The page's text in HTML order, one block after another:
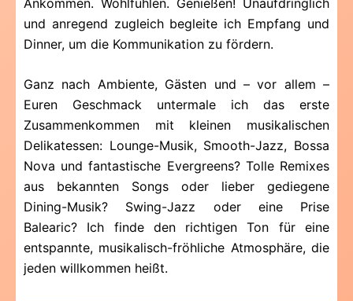
Ankommen. Wohlfühlen. Genießen! Unaufdringlich
und anregend zugleich begleite ich Empfang und
Dinner, um die Kommunikation zu fördern.
Ganz nach Ambiente, Gästen und – vor allem –
Euren Geschmack untermale ich das erste
Zusammenkommen mit kleinen musikalischen
Delikatessen: Lounge-Musik, Smooth-Jazz, Bossa
Nova und fantastische Evergreens? Tolle Remixes
aus bekannten Songs oder lieber gediegene
Dining-Musik? Swing-Jazz oder eine Prise
Balearic? Ich finde den richtigen Ton für eine
entspannte, musikalisch-fröhliche Atmosphäre, die
jeden willkommen heißt.